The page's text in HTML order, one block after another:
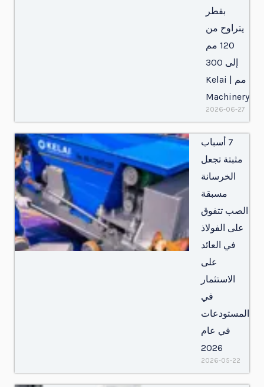
بقطر
يتراوح من
120 مم
إلى 300
مم | Kelai
Machinery
2026-06-27
7 أسباب
مثبتة تجعل
الخرسانة
مسبقة
الصب تتفوق
على الفولاذ
في العائد
على
الاستثمار
في
المستودعات
في عام
2026
2026-05-22